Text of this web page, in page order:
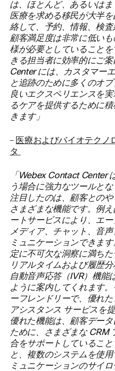
は、ほとんど、あるいは
医療を求める移民が大半
絡して、予約、情報、検
顧客満足度は非常に低い
様が必要としていること
きる担当者に効率的にご
Center には、カスタマー
と追跡のために多くのオ
良いエクスペリエンスを
るケアを提供するために
きます」
– 医療およびバイオテクノ
タ
「Webex Contact Center
う場合に強力なツールと
注目したのは、顧客との
さまざまな機能です。例
ートサービスにより、エ
メディア、チャット、音
ミュニケーションできま
定に不可欠な洞察に満ち
リアルタイムおよび履歴
自動音声応答（IVR）機能
ように案内してくれます
ーフレンドリーで、優れ
アシスタンス サービスを
優れた機能は、顧客デー
ために、さまざまな CRM
合をサポートしているこ
と、複数のシステムを使
ミュニケーションのサイ